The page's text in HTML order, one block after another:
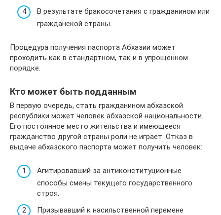
В результате бракосочетания с гражданином или
гражданской страны.
Процедура получения паспорта Абхазии может
проходить как в стандартном, так и в упрощенном
порядке.
Кто может быть подданным
В первую очередь, стать гражданином абхазской
республики может человек абхазской национальности.
Его постоянное место жительства и имеющееся
гражданство другой страны роли не играет. Отказ в
выдаче абхазского паспорта может получить человек:
Агитировавший за антиконституционные
способы смены текущего государственного
строя.
Призывавший к насильственной перемене